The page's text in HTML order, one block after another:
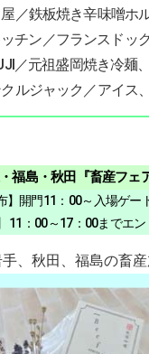
／鉄板焼き辛味噌ホ
ッチン／フランスドッ
／元祖盛岡焼き冷麺
クルジャック／アイス
福島・秋田『畜産フェ
】開門11：00～入場ゲ
11：00～17：00までエ
、秋田、福島の畜産